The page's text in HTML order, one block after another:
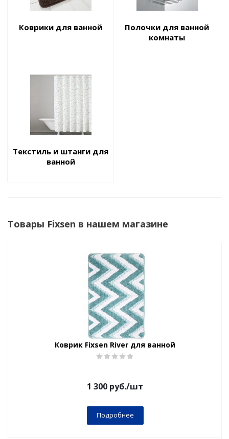
Коврики для ванной
Полочки для ванной
комнаты
Текстиль и штанги для
ванной
Товары Fixsen в нашем магазине
Коврик Fixsen River для ванной
1 300 руб./шт
Подробнее